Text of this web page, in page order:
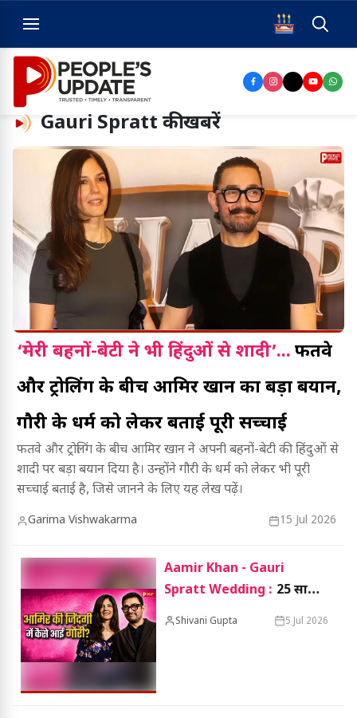
Gauri Spratt की खबरें
‘मेरी बहनों-बेटी ने भी हिंदुओं से शादी’... फतवे
और ट्रोलिंग के बीच आमिर खान का बड़ा बयान,
गौरी के धर्म को लेकर बताई पूरी सच्चाई
फतवे और ट्रोलिंग के बीच आमिर खान ने अपनी बहनों-बेटी की हिंदुओं से
शादी पर बड़ा बयान दिया है। उन्होंने गौरी के धर्म को लेकर भी पूरी
सच्चाई बताई है, जिसे जानने के लिए यह लेख पढ़ें।
Garima Vishwakarma 15 Jul 2026
Aamir Khan - Gauri
Spratt Wedding : 25 साल
पुरानी दोस्ती... आखिर कैसे शुरू हुई
Shivani Gupta 5 Jul 2026